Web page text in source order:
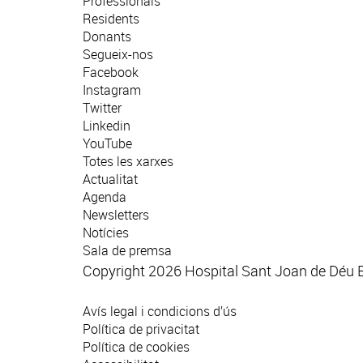
Residents
Donants
Segueix-nos
Facebook
Instagram
Twitter
Linkedin
YouTube
Totes les xarxes
Actualitat
Agenda
Newsletters
Notícies
Sala de premsa
Copyright 2026 Hospital Sant Joan de Déu
Avís legal i condicions d’ús
Política de privacitat
Política de cookies